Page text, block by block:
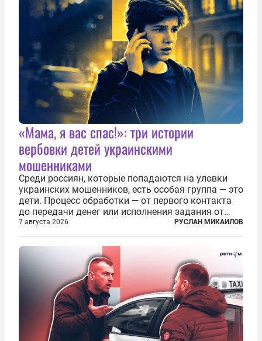
«Мама, я вас спас!»: три истории
вербовки детей украинскими
мошенниками
Среди россиян, которые попадаются на уловки
украинских мошенников, есть особая группа — это
дети. Процесс обработки — от первого контакта
до передачи денег или исполнения задания от
кураторов может занять от двух часов до
нескольких месяцев. Детей превращают в
послушных исполнителей, которые...
7 августа 2026 РУСЛАН МИКАИЛОВ